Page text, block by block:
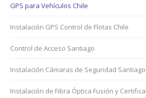
GPS para Vehículos Chile
Instalación GPS Control de Flotas Chile
Control de Acceso Santiago
Instalación Cámaras de Seguridad Santiago
Instalación de Fibra Óptica Fusión y